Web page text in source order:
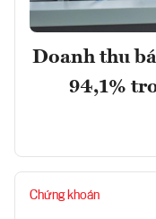
Doanh thu
94,1%
Chứng khoán